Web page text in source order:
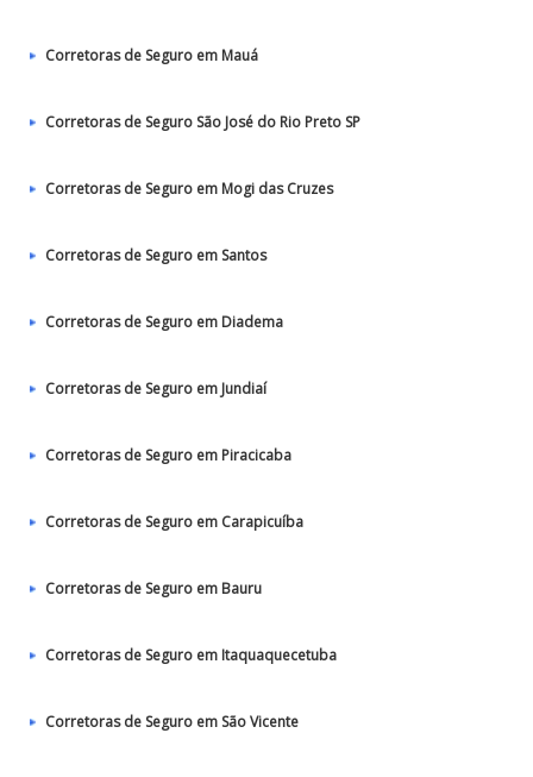
Corretoras de Seguro em Mauá
Corretoras de Seguro São José do Rio Preto SP
Corretoras de Seguro em Mogi das Cruzes
Corretoras de Seguro em Santos
Corretoras de Seguro em Diadema
Corretoras de Seguro em Jundiaí
Corretoras de Seguro em Piracicaba
Corretoras de Seguro em Carapicuíba
Corretoras de Seguro em Bauru
Corretoras de Seguro em Itaquaquecetuba
Corretoras de Seguro em São Vicente